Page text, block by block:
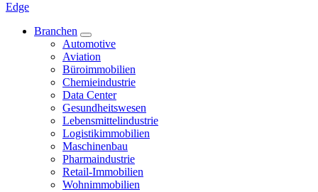
Edge
Branchen
Automotive
Aviation
Büroimmobilien
Chemieindustrie
Data Center
Gesundheitswesen
Lebensmittelindustrie
Logistikimmobilien
Maschinenbau
Pharmaindustrie
Retail-Immobilien
Wohnimmobilien